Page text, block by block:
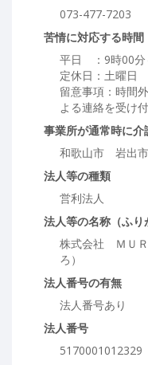
073-477-7203
苦情に対応する時間
平日 ：9時00分
定休日：土曜
留意事項：時間
よる連絡を受け
事業所が通常時に
和歌山市 岩出
法人等の種類
営利法人
法人等の名称（ふり
株式会社 ＭＵ
ろ）
法人番号の有無
法人番号あり
法人番号
5170001012329